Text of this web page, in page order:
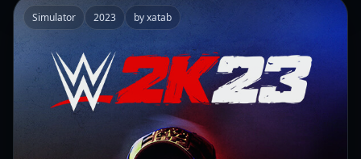
Simulator 2023 by xatab